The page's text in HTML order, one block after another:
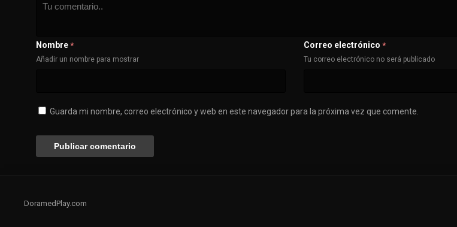
Nombre *
Añadir un nombre para mostrar
Correo electrónico *
Tu correo electrónico no será publicado
Guarda mi nombre, correo electrónico y web en este navegador para la próxima vez que comente.
DoramedPlay.com